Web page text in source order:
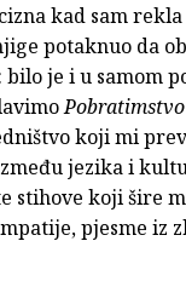
kad sam rekla
potaknuo da
je i u samom
koji mi
jezika i
stihove koji šire
pjesme iz